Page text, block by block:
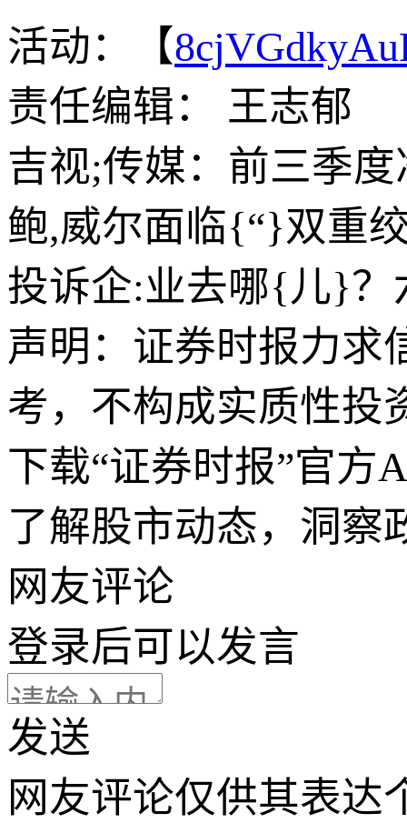
活动：【
责任编辑： 王志郁
吉视;传媒：前三季度
鲍,威尔面临{“}双重
投诉企:业去哪{儿}？
声明：证券时报力求
考，不构成实质性投
下载“证券时报”官方
了解股市动态，洞察
网友评论
登录后可以发言
发送
网友评论仅供其表达